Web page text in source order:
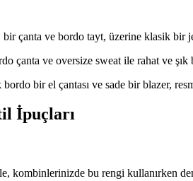
çanta ve bordo tayt, üzerine klasik bir
çanta ve oversize sweat ile rahat ve
bir el çantası ve sade bir blazer,
İpuçları
kombinlerinizde bu rengi kullanırken